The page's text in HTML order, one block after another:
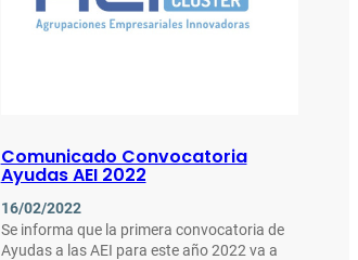
Comunicado Convocatoria
Ayudas AEI 2022
16/02/2022
Se informa que la primera convocatoria de
Ayudas a las AEI para este año 2022 va a